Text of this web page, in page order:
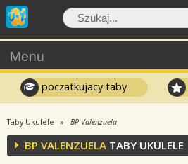
Menu
poczatkujacy taby
Taby Ukulele BP Valenzuela
BP VALENZUELA TABY UKULELE